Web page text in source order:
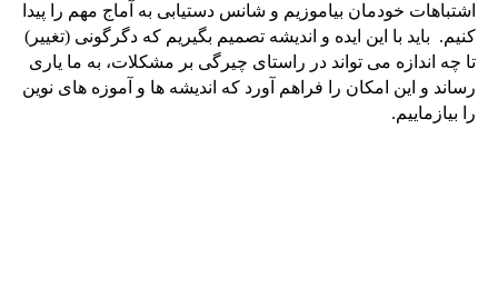
اشتباهات خودمان بیاموزیم و شانس دستیابی به آماج مهم را پیدا
کنیم. باید با این ایده و اندیشه تصمیم بگیریم که دگرگونی (تغییر)
تا چه اندازه می تواند در راستای چیرگی بر مشکلات، به ما یاری
رساند و این امکان را فراهم آورد که اندیشه ها و آموزه های نوین
را بیازماییم.